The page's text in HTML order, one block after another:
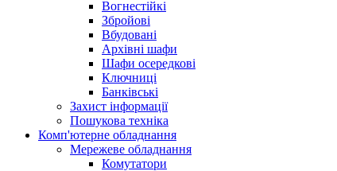
Вогнестійкі
Збройові
Вбудовані
Архівні шафи
Шафи осередкові
Ключниці
Банківські
Захист інформації
Пошукова техніка
Комп'ютерне обладнання
Мережеве обладнання
Комутатори